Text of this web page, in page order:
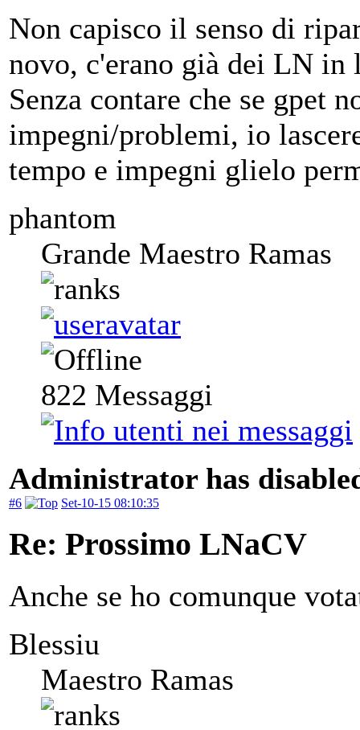
Non capisco il senso di
novo, c'erano già dei LN in
Senza contare che se gpet
impegni/problemi, io
tempo e impegni glielo
phantom
Grande Maestro Ramas
822 Messaggi
Administrator has
#6 Set-10-15 08:10:35
Re: Prossimo LNaCV
Anche se ho comunque
Blessiu
Maestro Ramas